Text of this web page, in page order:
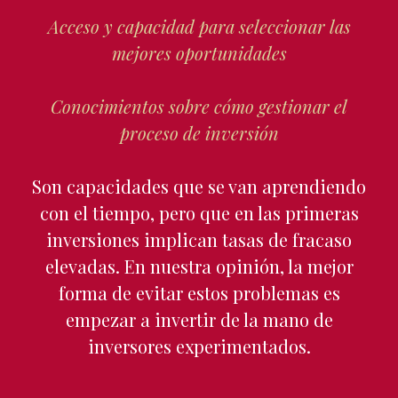
Acceso y capacidad para seleccionar las
mejores oportunidades
Conocimientos sobre cómo gestionar el
proceso de inversión
Son capacidades que se van aprendiendo
con el tiempo, pero que en las primeras
inversiones implican tasas de fracaso
elevadas. En nuestra opinión, la mejor
forma de evitar estos problemas es
empezar a invertir de la mano de
inversores experimentados.